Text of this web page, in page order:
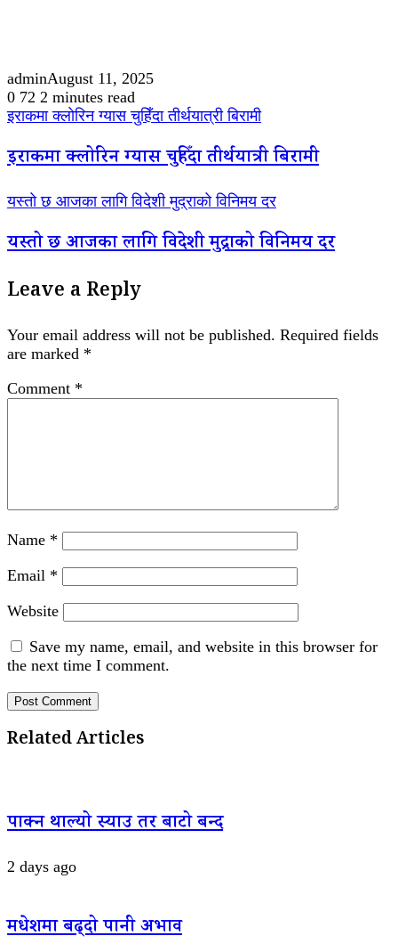
adminAugust 11, 2025
0 72 2 minutes read
इराकमा क्लोरिन ग्यास चुहिँदा तीर्थयात्री बिरामी
इराकमा क्लोरिन ग्यास चुहिँदा तीर्थयात्री बिरामी
यस्तो छ आजका लागि विदेशी मुद्राको विनिमय दर
यस्तो छ आजका लागि विदेशी मुद्राको विनिमय दर
Leave a Reply
Your email address will not be published. Required fields
are marked *
Comment *
Name *
Email *
Website
Save my name, email, and website in this browser for
the next time I comment.
Related Articles
पाक्न थाल्यो स्याउ तर बाटो बन्द
2 days ago
मधेशमा बढ्दो पानी अभाव